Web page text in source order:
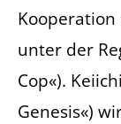
unter der
Cop«).
Genesis«)